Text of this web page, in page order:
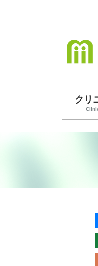
クリ